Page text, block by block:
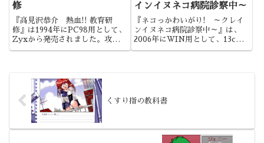
修
『高見沢恭介 熱血!! 教育研
修』は1994年にPC98用として、
Zyxから発売されました。攻略可
インイヌネコ病院診察中～
『ネコっかわいがり! ～クレイ
ンイヌネコ病院診察中～』は、
2006年にWIN用として、13cm
くすり指の教科書